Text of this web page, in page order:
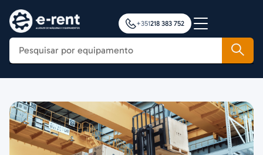
Construção
Agricultura
Movimentação de Cargas
Plataformas Elevatórias
+351218 383 752